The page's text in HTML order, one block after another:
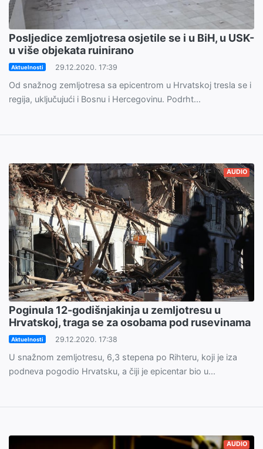
Posljedice zemljotresa osjetile se i u BiH, u USK-
u više objekata ruinirano
Aktuelnosti 29.12.2020. 17:39
Od snažnog zemljotresa sa epicentrom u Hrvatskoj tresla se i
regija, uključujući i Bosnu i Hercegovinu. Podrht...
AUDIO
Poginula 12-godišnjakinja u zemljotresu u
Hrvatskoj, traga se za osobama pod rusevinama
Aktuelnosti 29.12.2020. 17:38
U snažnom zemljotresu, 6,3 stepena po Rihteru, koji je iza
podneva pogodio Hrvatsku, a čiji je epicentar bio u...
AUDIO